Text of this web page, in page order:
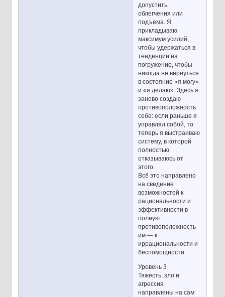
допустить
облегчения или
подъёма. Я
прикладываю
максимум усилий,
чтобы удержаться в
тенденции на
погружение, чтобы
никогда не вернуться
в состояние «я могу»
и «я делаю». Здесь я
заново создаю
противоположность
себе: если раньше я
управлял собой, то
теперь я выстраиваю
систему, в которой
полностью
отказываюсь от
этого.
Всё это направлено
на сведение
возможностей к
рациональности и
эффективности в
полную
противоположность
им — к
иррациональности и
беспомощности.
Уровень 3
Тяжесть, зло и
агрессия
направлены на сам